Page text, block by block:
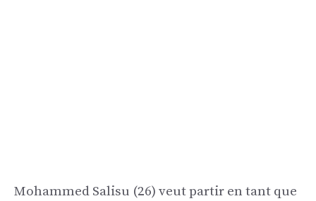
Mohammed Salisu (26) veut partir en tant que